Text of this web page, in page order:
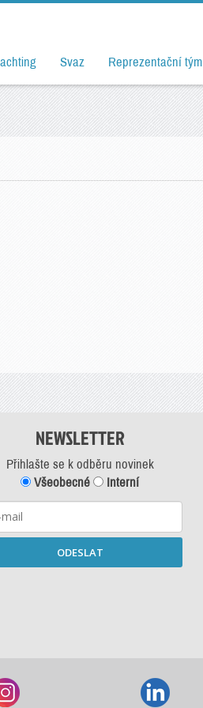
Svaz Reprezentační tým
NEWSLETTER
Přihlašte se k odběru novinek
Všeobecné
Interní
ODESLAT